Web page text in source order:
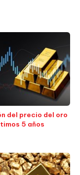
del precio del oro
5 años